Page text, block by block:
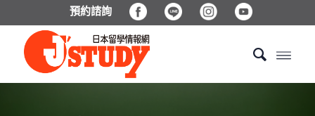
預約諮詢